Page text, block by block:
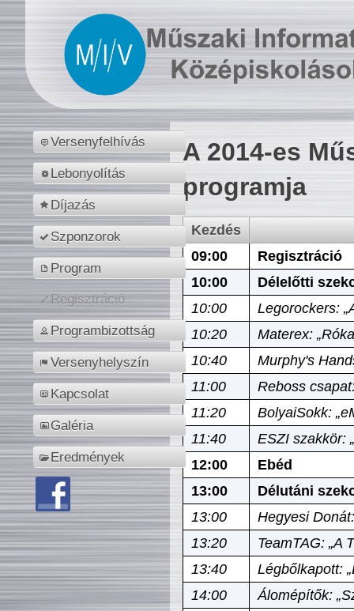
Versenyfelhívás
Lebonyolítás
Díjazás
Szponzorok
Program
Regisztráció
Programbizottság
Versenyhelyszín
Kapcsolat
Galéria
Eredmények
A 2014-es
programja
Kezdés
09:00
Regisztráció
10:00
Délelőtti
10:00
Legorockers:
10:20
Materex:
10:40
Murphy's
11:00
Reboss
11:20
BolyaiSokk:
11:40
ESZI szakkör:
12:00
Ebéd
13:00
Délutáni
13:00
Hegyesi
13:20
TeamTAG: „A
13:40
Légbőlkapott:
14:00
Álomépítők: